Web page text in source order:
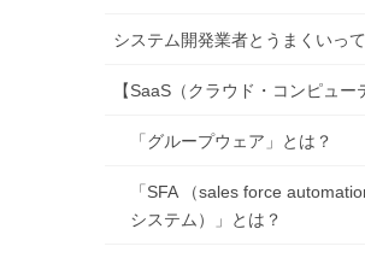
システム開発業者とうまくいっ
【SaaS（クラウド・コンピュー
「グループウェア」とは？
「SFA （sales force
システム）」とは？